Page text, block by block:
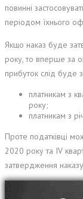
повинні
періодом їхнього
Якщо наказ буде
року, то вперше за
прибуток слід буде
платникам з
року;
платникам з
Проте податківці
2020 року та IV
затвердження